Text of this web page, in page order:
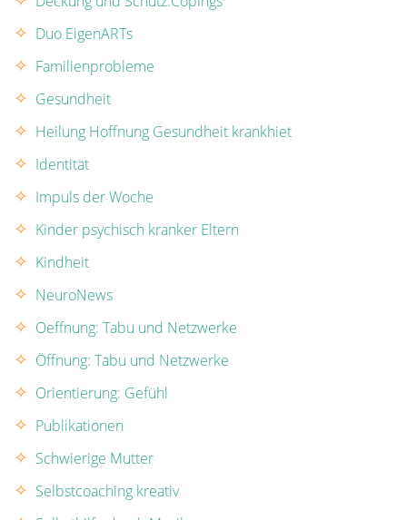
Duo EigenARTs
Familienprobleme
Gesundheit
Heilung Hoffnung Gesundheit krankhiet
Identität
Impuls der Woche
Kinder psychisch kranker Eltern
Kindheit
NeuroNews
Oeffnung: Tabu und Netzwerke
Öffnung: Tabu und Netzwerke
Orientierung: Gefühl
Publikationen
Schwierige Mutter
Selbstcoaching kreativ